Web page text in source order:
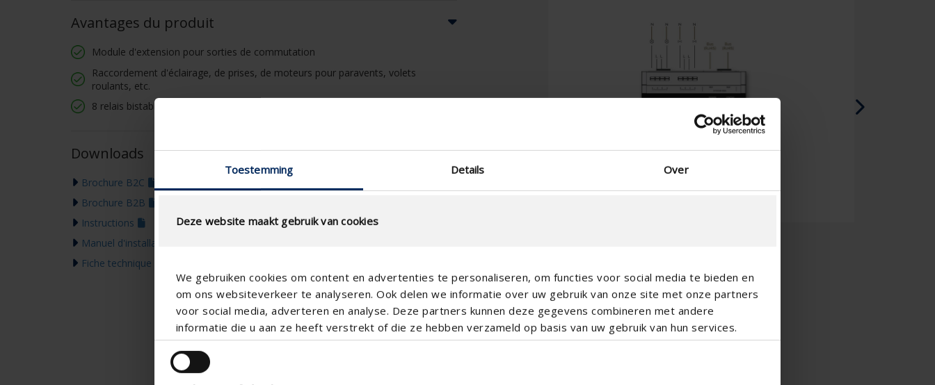
Toestemming Details Over
Deze website maakt gebruik van cookies
We gebruiken cookies om content en advertenties te personaliseren, om functies voor social media te bieden en
om ons websiteverkeer te analyseren. Ook delen we informatie over uw gebruik van onze site met onze partners
voor social media, adverteren en analyse. Deze partners kunnen deze gegevens combineren met andere
informatie die u aan ze heeft verstrekt of die ze hebben verzameld op basis van uw gebruik van hun services.
Avantages du produit
Module d'extension pour sorties de commutation
Raccordement d'éclairage, de prises, de moteurs pour paravents, volets
roulants, etc.
8 relais bistables
Downloads
Brochure B2C
Brochure B2B
Instructions
Manuel d'installation
Fiche technique